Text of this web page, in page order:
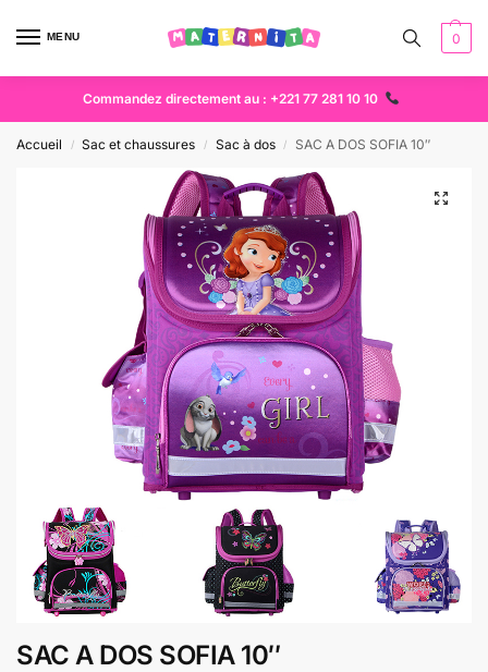
MENU 0
Commandez directement au : +221 77 281 10 10
Accueil / Sac et chaussures / Sac à dos / SAC A DOS SOFIA 10″
SAC A DOS SOFIA 10″